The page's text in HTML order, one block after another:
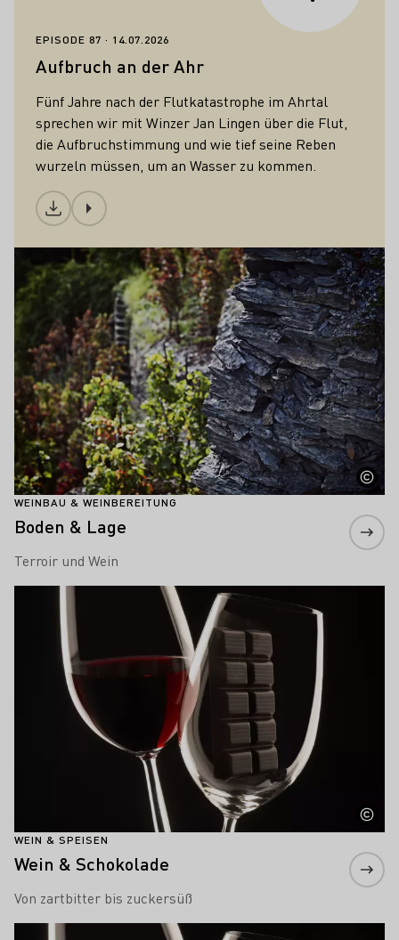
EPISODE 87 14.07.2026
Aufbruch an der Ahr
Fünf Jahre nach der Flutkatastrophe im Ahrtal
sprechen wir mit Winzer Jan Lingen über die Flut,
die Aufbruchstimmung und wie tief seine Reben
wurzeln müssen, um an Wasser zu kommen.
Download
Unser Wein
WEINBAU & WEINBEREITUNG
Boden & Lage
Terroir und Wein
Mehr erfahren
WEIN & SPEISEN
Wein & Schokolade
Von zartbitter bis zuckersüß